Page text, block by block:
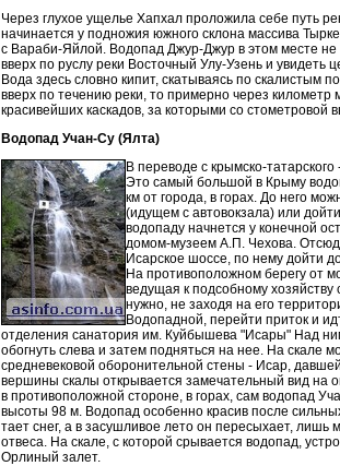
Через глухое ущелье Хапхал проложила себе путь
начинается у подножия южного склона массива
с Вараби-Яйлой. Водопад Джур-Джур в этом месте
вверх по руслу реки Восточный Улу-Узень и увидеть
Вода здесь словно кипит, скатываясь по скалистым
вверх по течению реки, то примерно через километр
красивейших каскадов, за которыми со стометровой
Водопад Учан-Су (Ялта)
В переводе с крымско-
Это самый большой в Крыму
км от города, в горах. До него
(идущем с автовокзала) или
водопаду начнется у конечной
домом-музеем А.П. Чехова.
Исарское шоссе, по нему дойти
На противоположном берегу от
ведущая к подсобному
нужно, не заходя на его
Водопадной, перейти приток и
отделения санатория им. Куйбышева "Исары" Над
обогнуть слева и затем подняться на нее. На скале
средневековой оборонительной стены - Исар,
вершины скалы открывается замечательный вид на
в противоположной стороне, в горах, сам водопад
высоты 98 м. Водопад особенно красив после
тает снег, а в засушливое лето он пересыхает, лишь
отвеса. На скале, с которой срывается водопад,
Орлиный залет.